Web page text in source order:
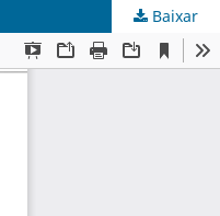
Baixar